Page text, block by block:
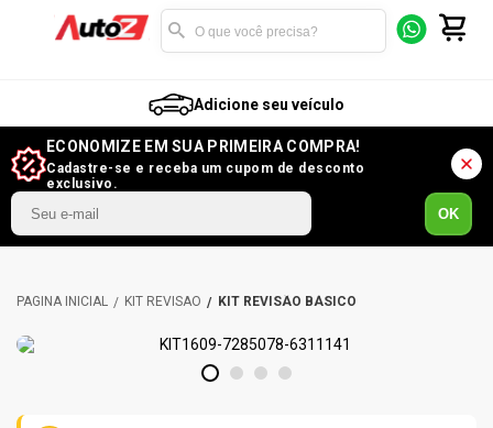
Adicione seu veículo
ECONOMIZE EM SUA PRIMEIRA COMPRA!
Cadastre-se e receba um cupom de desconto
exclusivo.
OK
KIT REVISÃO KIT REVISÃO BÁSICO
1 2 3 4